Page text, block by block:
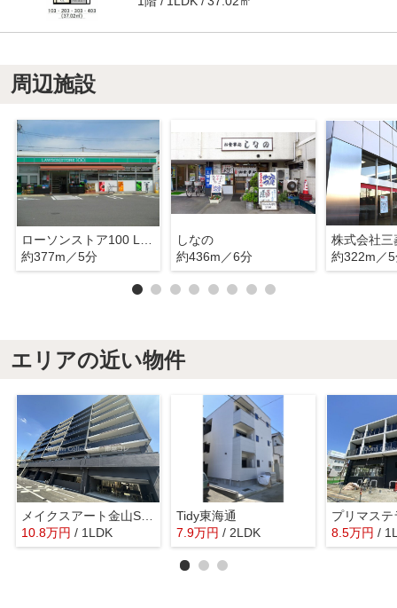
周辺施設
ローソンストア100 LS熱田六番町店
約377m／5分
しなの
約436m／6分
約322m／
エリアの近い物件
メイクスアート金山SOUTH
10.8万円 / 1LDK
Tidy東海通
7.9万円 / 2LDK
プリマステ
8.5万円 /